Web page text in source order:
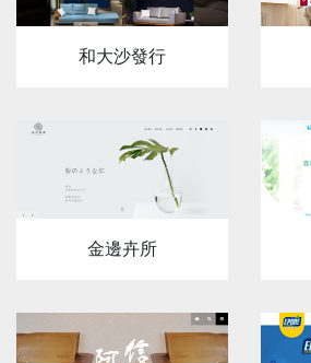
和大沙發行
金邊卉所